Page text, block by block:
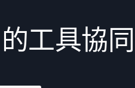
工具協